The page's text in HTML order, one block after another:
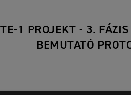
TE-1 PROJEKT - 3. FÁZIS
BEMUTATÓ